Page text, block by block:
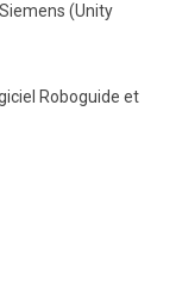
(Unity
Roboguide et